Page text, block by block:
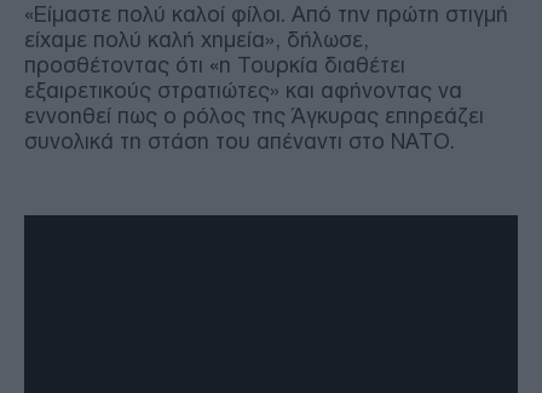
«Είμαστε πολύ καλοί φίλοι. Από την πρώτη στιγμή
είχαμε πολύ καλή χημεία», δήλωσε,
προσθέτοντας ότι «η Τουρκία διαθέτει
εξαιρετικούς στρατιώτες» και αφήνοντας να
εννοηθεί πως ο ρόλος της Άγκυρας επηρεάζει
συνολικά τη στάση του απέναντι στο ΝΑΤΟ.